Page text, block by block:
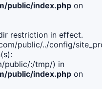
public/index.php on
restriction in effect.
public/../config/
public/:/tmp/) in
public/index.php on